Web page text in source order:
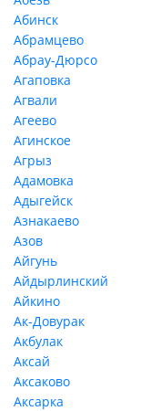
Абинск
Абрамцево
Абрау-Дюрсо
Агаповка
Агвали
Агеево
Агинское
Агрыз
Адамовка
Адыгейск
Азнакаево
Азов
Айгунь
Айдырлинский
Айкино
Ак-Довурак
Акбулак
Аксай
Аксаково
Аксарка